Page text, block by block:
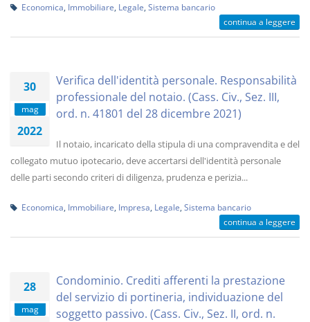
Economica Immobiliare Legale Sistema bancario
continua a leggere
30
mag
2022
Verifica dell'identità personale. Responsabilità
professionale del notaio. (Cass. Civ., Sez. III,
ord. n. 41801 del 28 dicembre 2021)
Il notaio, incaricato della stipula di una compravendita e del
collegato mutuo ipotecario, deve accertarsi dell'identità personale
delle parti secondo criteri di diligenza, prudenza e perizia...
Economica Immobiliare Impresa Legale Sistema bancario
continua a leggere
28
mag
Condominio. Crediti afferenti la prestazione
del servizio di portineria, individuazione del
soggetto passivo. (Cass. Civ., Sez. II, ord. n.